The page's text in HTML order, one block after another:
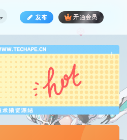
发布 开通会员
!